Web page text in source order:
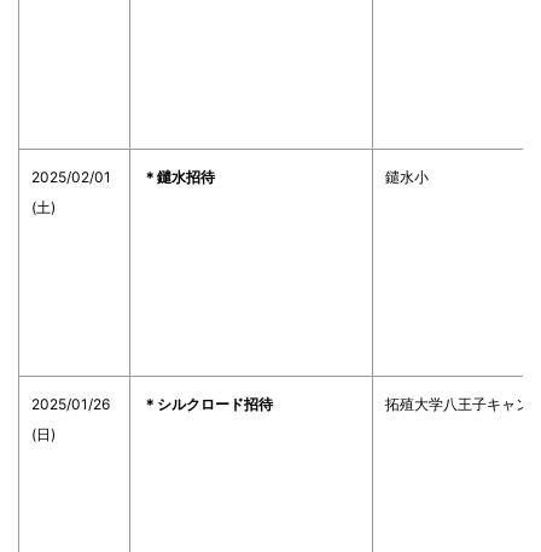
2025/02/01
(土)
＊鑓水招待 鑓水小
2025/01/26
(日)
＊シルクロード招待 拓殖大学八王子キャン